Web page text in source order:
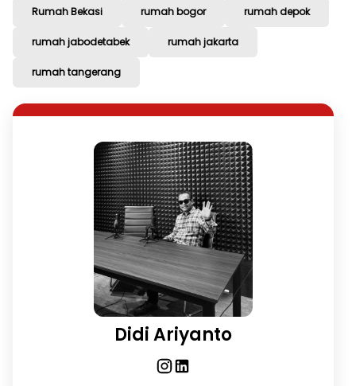
Rumah Bekasi rumah bogor rumah depok
rumah jabodetabek rumah jakarta
rumah tangerang
Didi Ariyanto